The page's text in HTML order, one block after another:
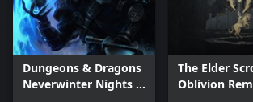
Dungeons & Dragons
Neverwinter Nights 2:
The Elder
Oblivion